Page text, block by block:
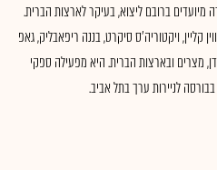
מיועדים ברובם ליצוא, בעיקר לארצות הברית.
קליין, ויקטוריה'ס סיקרט, בננה ריפאבליק, גאפ
מצרים ובארצות הברית. היא מפעילה ספקי
לניירות ערך בתל אביב.